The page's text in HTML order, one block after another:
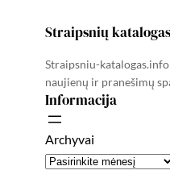
Straipsnių katalogas
Straipsniu-
naujienų ir pranešimų
Informacija
Archyvai